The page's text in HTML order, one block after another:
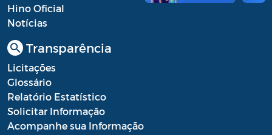
Hino Oficial
Notícias
Transparência
Licitações
Glossário
Relatório Estatístico
Solicitar Informação
Acompanhe sua Informação